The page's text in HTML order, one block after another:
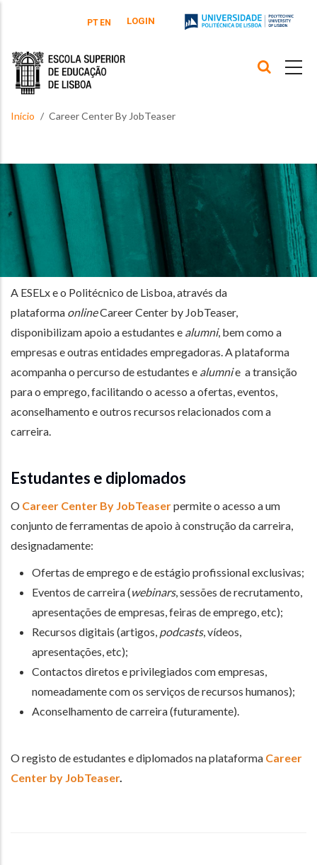
PT EN LOGIN
Início Career Center By JobTeaser
A ESELx e o Politécnico de Lisboa, através da
plataforma onlineCareer Center by JobTeaser,
disponibilizam apoio a estudantes e alumni, bem como a
empresas e outras entidades empregadoras. A plataforma
acompanha o percurso de estudantes e alumnie a transição
para o emprego, facilitando o acesso a ofertas, eventos,
aconselhamento e outros recursos relacionados com a
carreira.
Estudantes e diplomados
O Career Center By JobTeaserpermite o acesso a um
conjunto de ferramentas de apoio à construção da carreira,
designadamente:
Ofertas de emprego e de estágio profissional exclusivas;
Eventos de carreira (webinars, sessões de recrutamento,
apresentações de empresas, feiras de emprego, etc);
Recursos digitais (artigos, podcasts, vídeos,
apresentações, etc);
Contactos diretos e privilegiados com empresas,
nomeadamente com os serviços de recursos humanos);
Aconselhamento de carreira (futuramente).
O registo de estudantes e diplomados na plataforma Career
Center by JobTeaser.